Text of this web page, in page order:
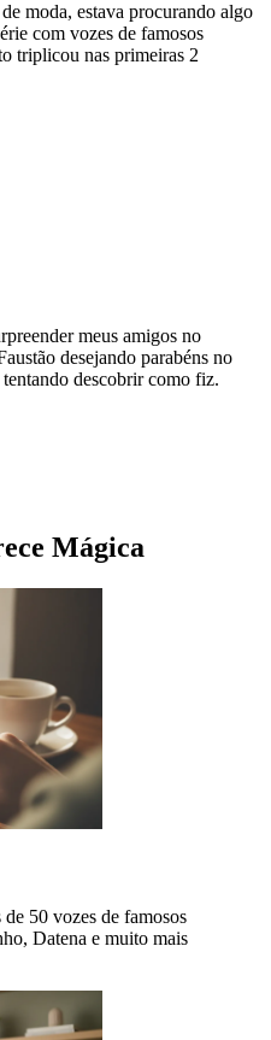
moda, estava procurando algo
com vozes de famosos
triplicou nas primeiras 2
meus amigos no
desejando parabéns no
descobrir como fiz.
Mágica
50 vozes de famosos
Datena e muito mais